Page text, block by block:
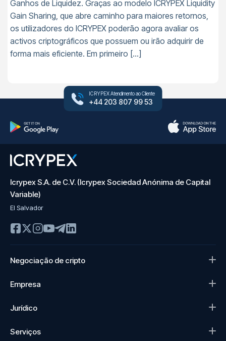
Ganhos de Liquidez. Graças ao modelo ICRYPEX Liquidity
Gain Sharing, que abre caminho para maiores retornos,
os utilizadores do ICRYPEX poderão agora avaliar os
activos criptográficos que possuem ou irão adquirir de
forma mais eficiente. Em primeiro […]
ICRYPEX Atendimento ao Cliente
+44 203 807 99 53
Icrypex S.A. de C.V. (Icrypex Sociedad Anónima de Capital
Variable)
El Salvador
Negociação de cripto
Empresa
Jurídico
Serviços